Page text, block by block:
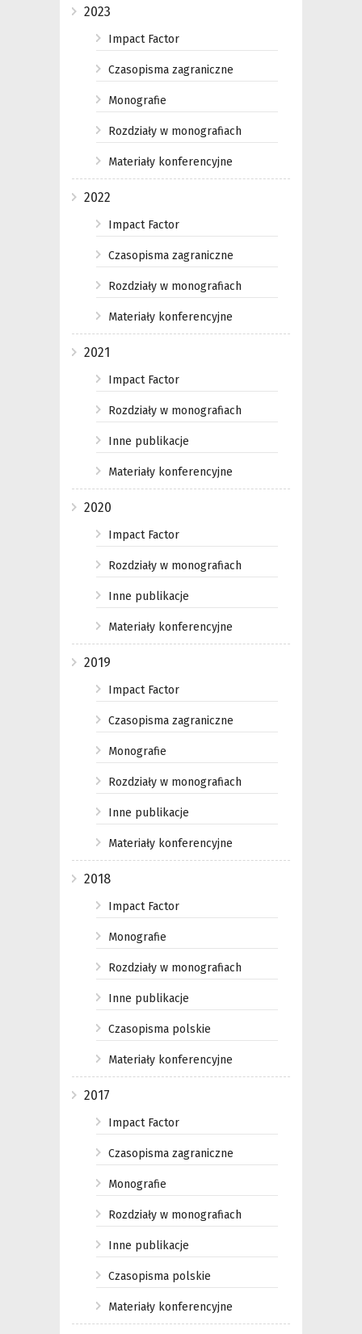
2023
Impact Factor
Czasopisma zagraniczne
Monografie
Rozdziały w monografiach
Materiały konferencyjne
2022
Impact Factor
Czasopisma zagraniczne
Rozdziały w monografiach
Materiały konferencyjne
2021
Impact Factor
Rozdziały w monografiach
Inne publikacje
Materiały konferencyjne
2020
Impact Factor
Rozdziały w monografiach
Inne publikacje
Materiały konferencyjne
2019
Impact Factor
Czasopisma zagraniczne
Monografie
Rozdziały w monografiach
Inne publikacje
Materiały konferencyjne
2018
Impact Factor
Monografie
Rozdziały w monografiach
Inne publikacje
Czasopisma polskie
Materiały konferencyjne
2017
Impact Factor
Czasopisma zagraniczne
Monografie
Rozdziały w monografiach
Inne publikacje
Czasopisma polskie
Materiały konferencyjne